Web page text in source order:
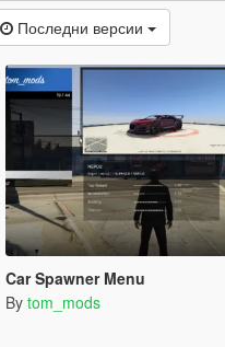
Последни версии
Car Spawner Menu
By tom_mods